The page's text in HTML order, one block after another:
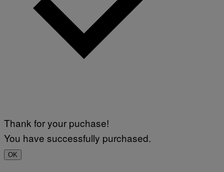
Thank for your puchase!
You have successfully purchased.
OK